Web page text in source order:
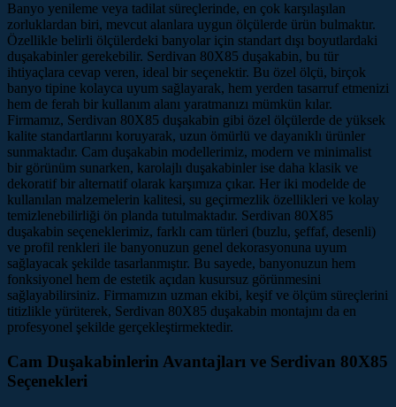
Banyo yenileme veya tadilat süreçlerinde, en çok karşılaşılan
zorluklardan biri, mevcut alanlara uygun ölçülerde ürün bulmaktır.
Özellikle belirli ölçülerdeki banyolar için standart dışı boyutlardaki
duşakabinler gerekebilir. Serdivan 80X85 duşakabin, bu tür
ihtiyaçlara cevap veren, ideal bir seçenektir. Bu özel ölçü, birçok
banyo tipine kolayca uyum sağlayarak, hem yerden tasarruf etmenizi
hem de ferah bir kullanım alanı yaratmanızı mümkün kılar.
Firmamız, Serdivan 80X85 duşakabin gibi özel ölçülerde de yüksek
kalite standartlarını koruyarak, uzun ömürlü ve dayanıklı ürünler
sunmaktadır. Cam duşakabin modellerimiz, modern ve minimalist
bir görünüm sunarken, karolajlı duşakabinler ise daha klasik ve
dekoratif bir alternatif olarak karşımıza çıkar. Her iki modelde de
kullanılan malzemelerin kalitesi, su geçirmezlik özellikleri ve kolay
temizlenebilirliği ön planda tutulmaktadır. Serdivan 80X85
duşakabin seçeneklerimiz, farklı cam türleri (buzlu, şeffaf, desenli)
ve profil renkleri ile banyonuzun genel dekorasyonuna uyum
sağlayacak şekilde tasarlanmıştır. Bu sayede, banyonuzun hem
fonksiyonel hem de estetik açıdan kusursuz görünmesini
sağlayabilirsiniz. Firmamızın uzman ekibi, keşif ve ölçüm süreçlerini
titizlikle yürüterek, Serdivan 80X85 duşakabin montajını da en
profesyonel şekilde gerçekleştirmektedir.
Cam Duşakabinlerin Avantajları ve Serdivan 80X85
Seçenekleri